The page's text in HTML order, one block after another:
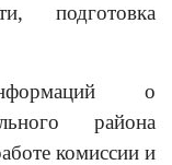
подготовка
о
района
комиссии и